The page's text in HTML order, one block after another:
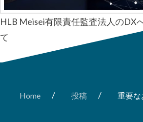
HLB Meisei有限責任監査法人のDX
て
Home / 投稿 / 重要な